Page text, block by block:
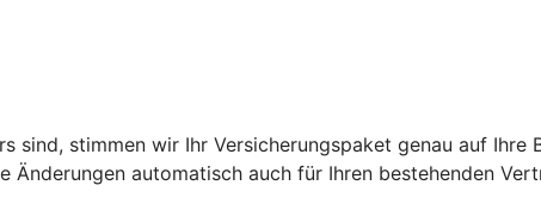
sind, stimmen wir Ihr Versicherungspaket genau auf
Änderungen automatisch auch für Ihren bestehenden